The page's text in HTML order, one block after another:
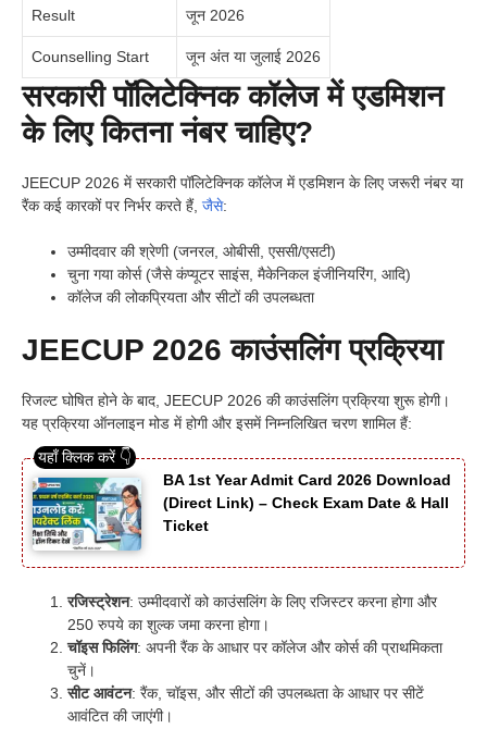
Result जून 2026
Counselling Start जून अंत या जुलाई 2026
सरकारी पॉलिटेक्निक कॉलेज में एडमिशन
के लिए कितना नंबर चाहिए?
JEECUP 2026 में सरकारी पॉलिटेक्निक कॉलेज में एडमिशन के लिए जरूरी नंबर या
रैंक कई कारकों पर निर्भर करते हैं, जैसे:
उम्मीदवार की श्रेणी (जनरल, ओबीसी, एससी/एसटी)
चुना गया कोर्स (जैसे कंप्यूटर साइंस, मैकेनिकल इंजीनियरिंग, आदि)
कॉलेज की लोकप्रियता और सीटों की उपलब्धता
JEECUP 2026 काउंसलिंग प्रक्रिया
रिजल्ट घोषित होने के बाद, JEECUP 2026 की काउंसलिंग प्रक्रिया शुरू होगी।
यह प्रक्रिया ऑनलाइन मोड में होगी और इसमें निम्नलिखित चरण शामिल हैं:
BA 1st Year Admit Card 2026 Download
(Direct Link) – Check Exam Date & Hall
Ticket
रजिस्ट्रेशन: उम्मीदवारों को काउंसलिंग के लिए रजिस्टर करना होगा और
250 रुपये का शुल्क जमा करना होगा।
चॉइस फिलिंग: अपनी रैंक के आधार पर कॉलेज और कोर्स की प्राथमिकता
चुनें।
सीट आवंटन: रैंक, चॉइस, और सीटों की उपलब्धता के आधार पर सीटें
आवंटित की जाएंगी।